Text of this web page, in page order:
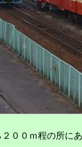
００ｍ程の所に